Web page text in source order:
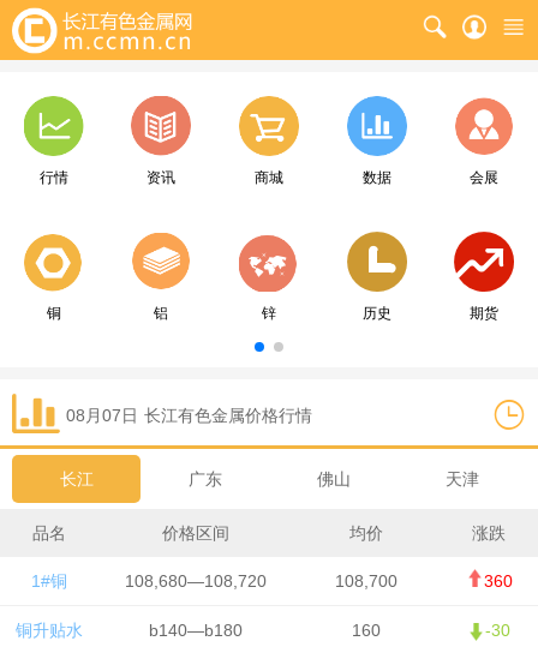
行情 资讯 商城 数据 会展
铜 铝 锌 历史 期货
08月07日 长江有色金属价格行情
长江 广东 佛山 天津
品名 价格区间 均价 涨跌
1#铜 108,680—108,720 108,700 360
铜升贴水 b140—b180 160 -30